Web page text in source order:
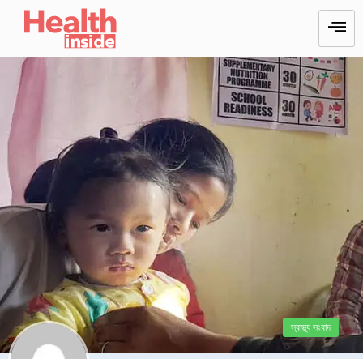
স্বাস্থ্য সংবাদ